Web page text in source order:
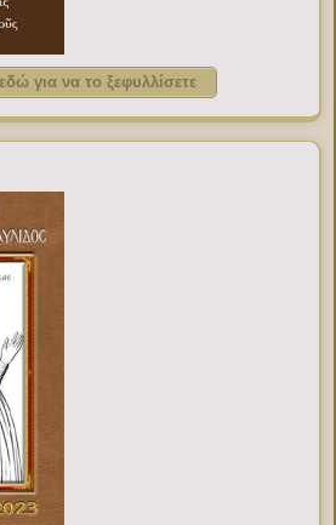
για να το ξεφυλλίσετε